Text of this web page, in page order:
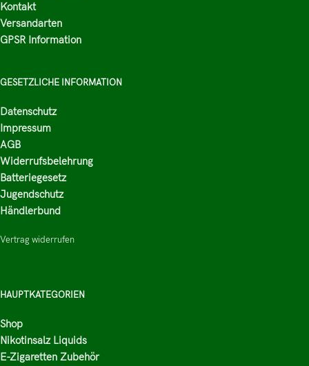
Kontakt
Versandarten
GPSR Information
GESETZLICHE INFORMATION
Datenschutz
Impressum
AGB
Widerrufsbelehrung
Batteriegesetz
Jugendschutz
Händlerbund
Vertrag widerrufen
HAUPTKATEGORIEN
Shop
Nikotinsalz Liquids
E-Zigaretten Zubehör